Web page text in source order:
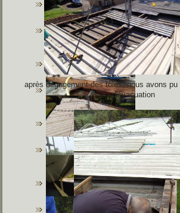
après dégagement des tôles, nous avons
d'évacuation